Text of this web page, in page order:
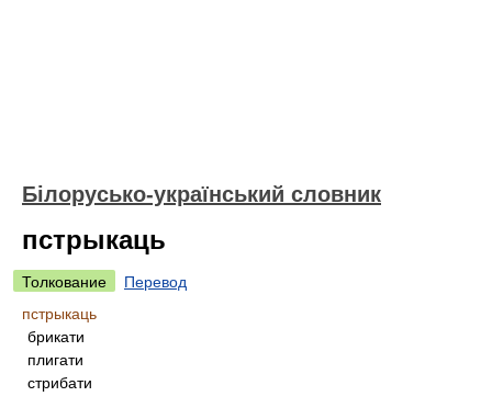
Білорусько-український словник
пстрыкаць
Толкование
Перевод
пстрыкаць
брикати
плигати
стрибати